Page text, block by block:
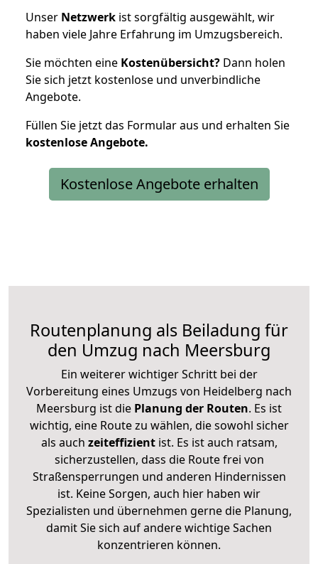
Unser Netzwerk ist sorgfältig ausgewählt, wir
haben viele Jahre Erfahrung im Umzugsbereich.
Sie möchten eine Kostenübersicht? Dann holen
Sie sich jetzt kostenlose und unverbindliche
Angebote.
Füllen Sie jetzt das Formular aus und erhalten Sie
kostenloseAngebote.
Kostenlose Angebote erhalten
Routenplanung als Beiladung für
den Umzug nach Meersburg
Ein weiterer wichtiger Schritt bei der
Vorbereitung eines Umzugs von Heidelberg nach
Meersburg ist die Planung der Routen. Es ist
wichtig, eine Route zu wählen, die sowohl sicher
als auch zeiteffizientist. Es ist auch ratsam,
sicherzustellen, dass die Route frei von
Straßensperrungen und anderen Hindernissen
ist. Keine Sorgen, auch hier haben wir
Spezialisten und übernehmen gerne die Planung,
damit Sie sich auf andere wichtige Sachen
konzentrieren können.